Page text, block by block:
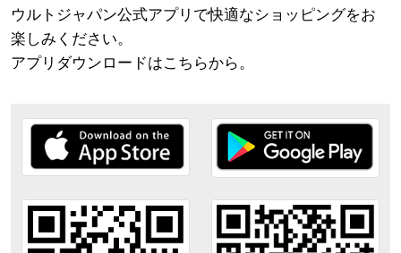
ウルトジャパン公式アプリで快適なショッピングをお
楽しみください。
アプリダウンロードはこちらから。